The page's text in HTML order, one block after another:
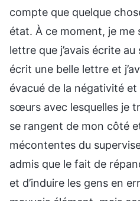
compte que quelque
état. À ce moment, je me
lettre que j’avais écrite au
écrit une belle lettre et
évacué de la négativité
sœurs avec lesquelles je
se rangent de mon côté
mécontentes du
admis que le fait de
et d’induire les gens en